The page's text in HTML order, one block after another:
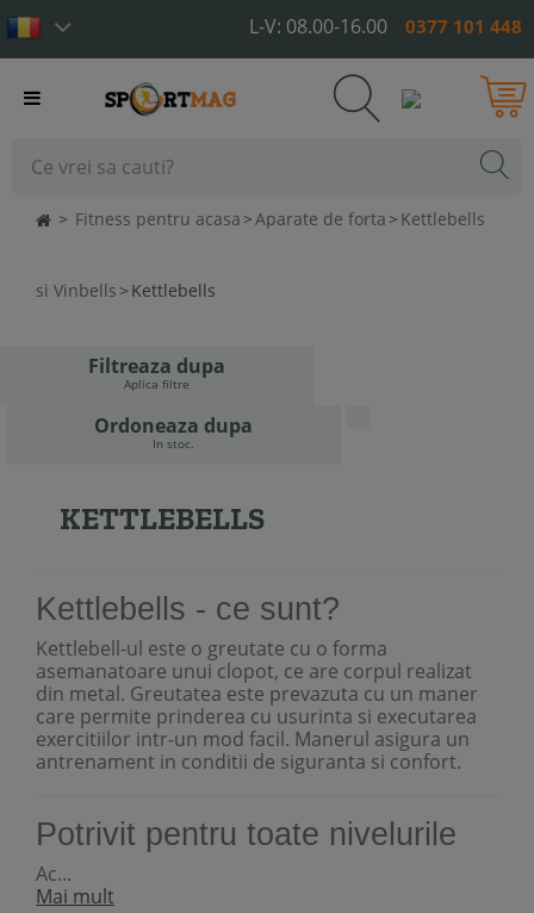
L-V: 08.00-16.00 0377 101 448
Toggle
> Fitness pentru acasa >Aparate de forta > Kettlebells
si Vinbells > Kettlebells
Filtreaza dupa
Aplica filtre
Ordoneaza dupa
In stoc.
KETTLEBELLS
Kettlebells - ce sunt?
Kettlebell-ul este o greutate cu o forma
asemanatoare unui clopot, ce are corpul realizat
din metal. Greutatea este prevazuta cu un maner
care permite prinderea cu usurinta si executarea
exercitiilor intr-un mod facil. Manerul asigura un
antrenament in conditii de siguranta si confort.
Potrivit pentru toate nivelurile
Ac...
Mai mult